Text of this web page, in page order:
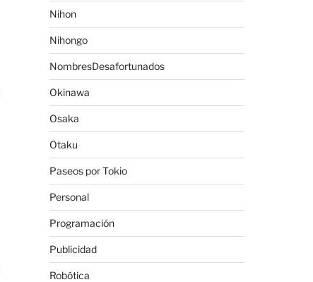
Nihon
Nihongo
NombresDesafortunados
Okinawa
Osaka
Otaku
Paseos por Tokio
Personal
Programación
Publicidad
Robótica